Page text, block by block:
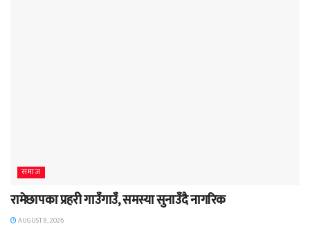
समाज
रामेछापका प्रहरी गाउँगाउँ, समस्या सुनाउँदै नागरिक
AUGUST 8, 2026